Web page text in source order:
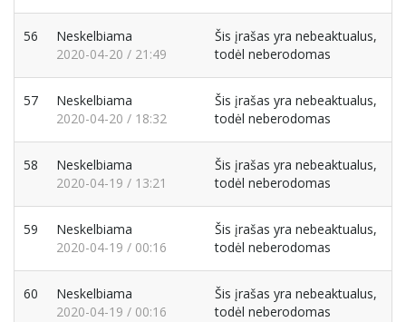
56
Neskelbiama
2020-04-20 / 21:49
Šis įrašas yra nebeaktualus,
todėl neberodomas
57
Neskelbiama
2020-04-20 / 18:32
Šis įrašas yra nebeaktualus,
todėl neberodomas
58
Neskelbiama
2020-04-19 / 13:21
Šis įrašas yra nebeaktualus,
todėl neberodomas
59
Neskelbiama
2020-04-19 / 00:16
Šis įrašas yra nebeaktualus,
todėl neberodomas
60
Neskelbiama
2020-04-19 / 00:16
Šis įrašas yra nebeaktualus,
todėl neberodomas